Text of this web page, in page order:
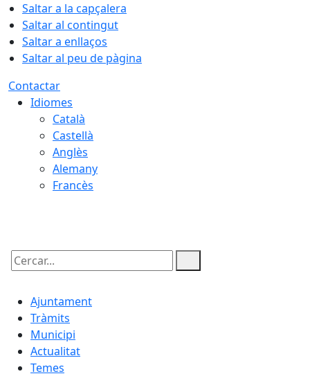
Saltar a la capçalera
Saltar al contingut
Saltar a enllaços
Saltar al peu de pàgina
Contactar
Idiomes
Català
Castellà
Anglès
Alemany
Francès
Cercar:
Ajuntament
Tràmits
Municipi
Actualitat
Temes